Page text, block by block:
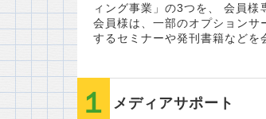
ィング事業」の3つを、 会員様
会員様は、一部のオプション
するセミナーや発刊書籍などを
メディアサポート